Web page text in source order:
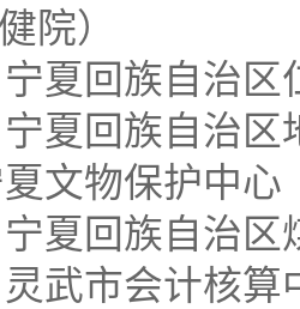
院）
夏回族自治区
夏回族自治区
文物保护中心
夏回族自治区
武市会计核算